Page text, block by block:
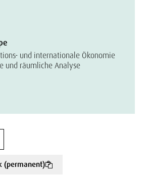
und internationale Ökonomie
und räumliche Analyse
(permanent)